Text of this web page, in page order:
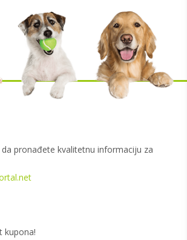
pronađete kvalitetnu informaciju za
kupona!